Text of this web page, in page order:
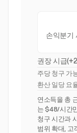
손익분기
권장 시급
주당 청구 가
환산 일당 요
연소득을 총
는 $48/시간
청구 시간과
범위 확대, 고